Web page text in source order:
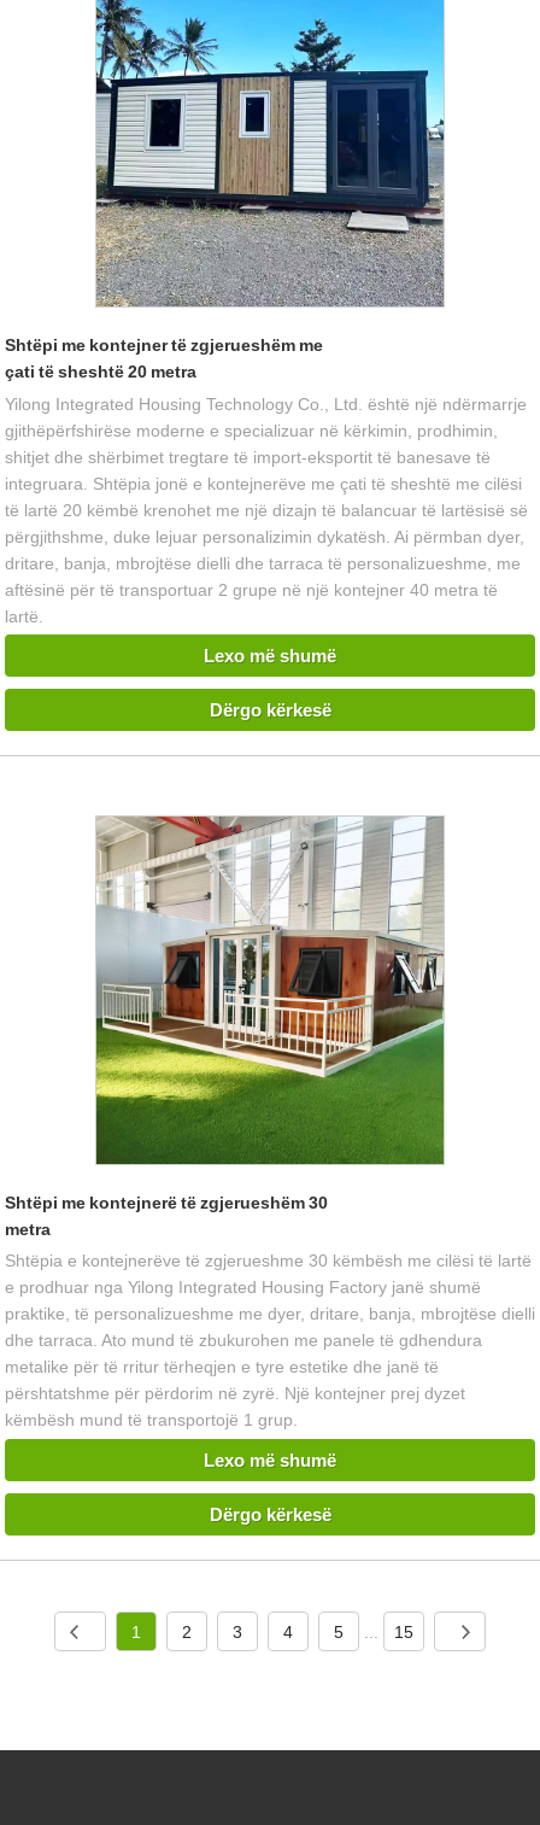
Shtëpi me kontejner të zgjerueshëm me
çati të sheshtë 20 metra
Yilong Integrated Housing Technology Co., Ltd. është një ndërmarrje
gjithëpërfshirëse moderne e specializuar në kërkimin, prodhimin,
shitjet dhe shërbimet tregtare të import-eksportit të banesave të
integruara. Shtëpia jonë e kontejnerëve me çati të sheshtë me cilësi
të lartë 20 këmbë krenohet me një dizajn të balancuar të lartësisë së
përgjithshme, duke lejuar personalizimin dykatësh. Ai përmban dyer,
dritare, banja, mbrojtëse dielli dhe tarraca të personalizueshme, me
aftësinë për të transportuar 2 grupe në një kontejner 40 metra të
lartë.
Lexo më shumë
Dërgo kërkesë
Shtëpi me kontejnerë të zgjerueshëm 30
metra
Shtëpia e kontejnerëve të zgjerueshme 30 këmbësh me cilësi të lartë
e prodhuar nga Yilong Integrated Housing Factory janë shumë
praktike, të personalizueshme me dyer, dritare, banja, mbrojtëse dielli
dhe tarraca. Ato mund të zbukurohen me panele të gdhendura
metalike për të rritur tërheqjen e tyre estetike dhe janë të
përshtatshme për përdorim në zyrë. Një kontejner prej dyzet
këmbësh mund të transportojë 1 grup.
Lexo më shumë
Dërgo kërkesë
1 2 3 4 5 15